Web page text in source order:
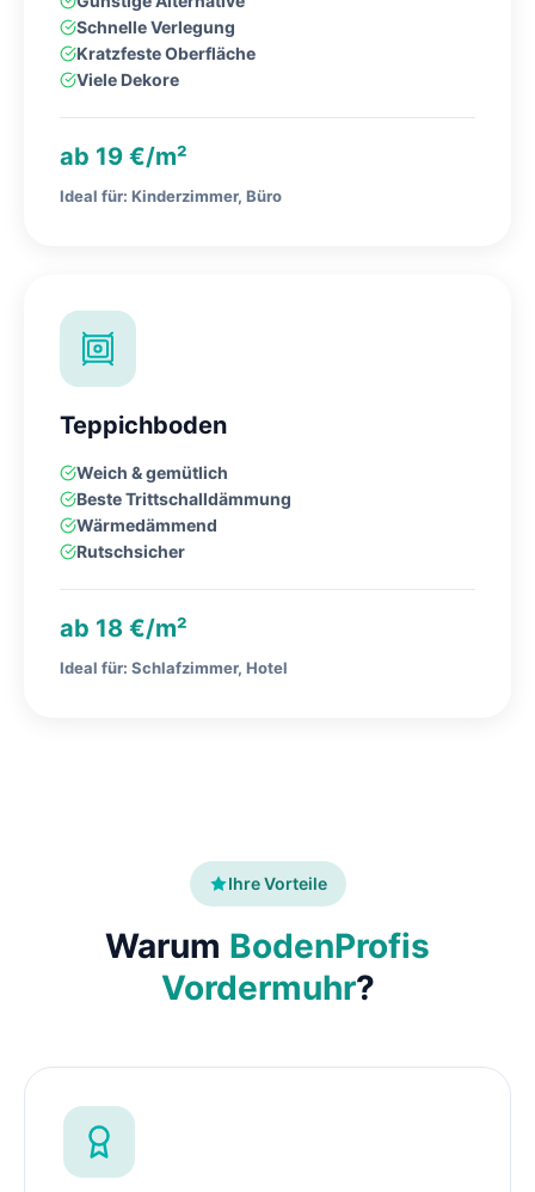
Schnelle Verlegung
Kratzfeste Oberfläche
Viele Dekore
ab 19 €/m²
Ideal für: Kinderzimmer, Büro
Teppichboden
Weich & gemütlich
Beste Trittschalldämmung
Wärmedämmend
Rutschsicher
ab 18 €/m²
Ideal für: Schlafzimmer, Hotel
Ihre Vorteile
Warum BodenProfis
Vordermuhr?